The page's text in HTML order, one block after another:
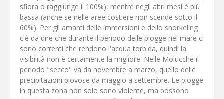
sfiora o raggiunge il 100%), mentre negli altri mesi è più
bassa (anche se nelle aree costiere non scende sotto il
60%). Per gli amanti delle immersioni e dello snorkeling
c'è da dire che durante il periodo delle piogge nel mare ci
sono correnti che rendono l'acqua torbida, quindi la
visibilità non è certamente la migliore. Nelle Molucche il
periodo "secco" va da novembre a marzo, quello delle
precipitazioni piovose da maggio a settembre. Le piogge
in questa zona non solo sono violente, ma possono